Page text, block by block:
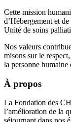
Cette mission
d’Hébergement et
Unité de soins
Nos valeurs
misons sur le
la personne
À propos
La Fondation des
l’amélioration de la